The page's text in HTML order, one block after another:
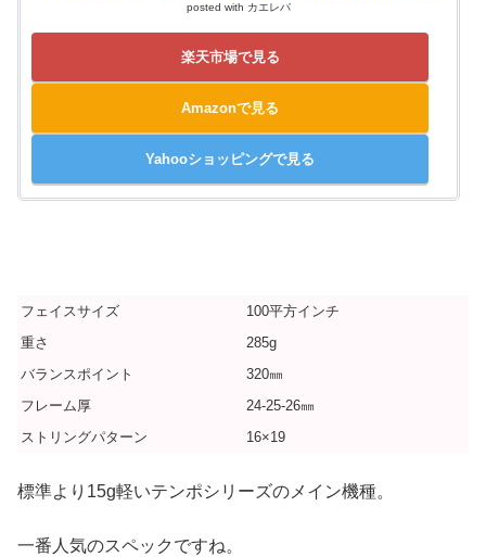
posted with カエレバ
楽天市場で見る
Amazonで見る
Yahooショッピングで見る
フェイスサイズ
100平方インチ
重さ
285g
バランスポイント
320㎜
フレーム厚
24-25-26㎜
ストリングパターン
16×19
標準より15g軽いテンポシリーズのメイン機種。
一番人気のスペックですね。